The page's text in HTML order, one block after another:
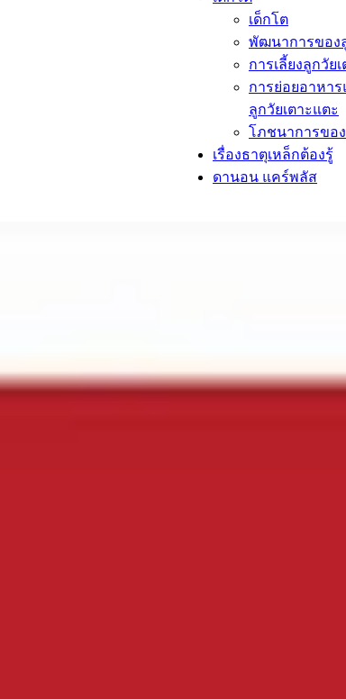
เด็กโต​
พัฒนาการของ
การเลี้ยงลูกวัย
การย่อยอาหา
ลูกวัยเตาะแตะ
โภชนาการของ
เรื่องธาตุเหล็กต้องรู้​
ดานอน แคร์พลัส